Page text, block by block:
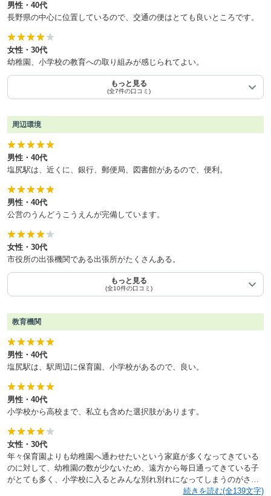
男性・40代
長野県の中心に位置しているので、交通の便はとても良いところです。
女性・30代
幼稚園、小学校の教育への取り組みが感じられてよい。
もっと見る
(全7件の口コミ)
周辺環境
男性・40代
塩尻駅は、近くに、銀行、郵便局、図書館があるので、便利。
男性・40代
公営のうんどうこうえんが完備しています。
女性・30代
市役所の出張機関である出張所がたくさんある。
もっと見る
(全10件の口コミ)
教育機関
男性・40代
塩尻駅は、駅周辺に保育園、小学校があるので、良い。
男性・40代
小学校から高校まで、私立も含めた選択肢があります。
女性・30代
年々保育園よりも幼稚園へ通わせたいという家庭が多くなってきている
のに対して、幼稚園の数が少ないため、遠方から毎日通ってきている子
がとても多く、小学校に入るとみんな別れ別れになってしまうのがさみ
しいと思うが、競争が激しい分どこの幼稚園もそれぞれに教育方針が充
続きを読む(全139文字)